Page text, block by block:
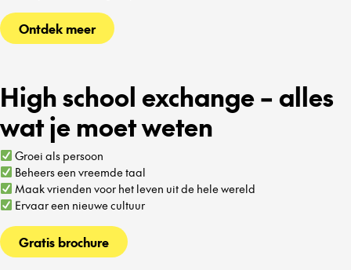
Ontdek meer
High school exchange – alles
wat je moet weten
Groei als persoon
Beheers een vreemde taal
Maak vrienden voor het leven uit de hele wereld
Ervaar een nieuwe cultuur
Gratis brochure